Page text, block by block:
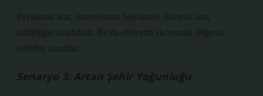
Paylaşımlı araç sistemlerinin büyümesi, bireysel araç
sahipliğini azaltabilir. Bu da ehliyetin ekonomik değerini
yeniden tanımlar.
Senaryo 3: Artan Şehir Yoğunluğu